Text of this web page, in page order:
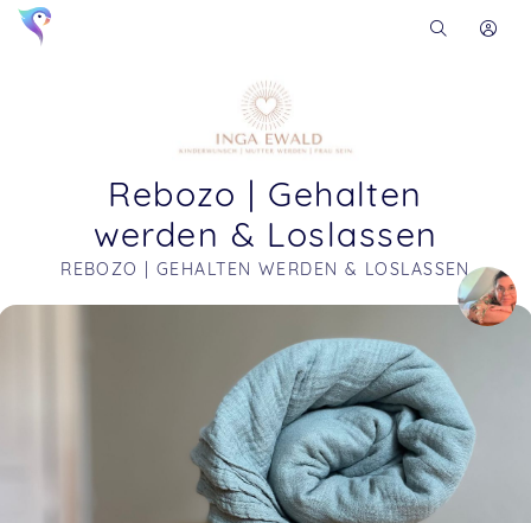
Rebozo | Gehalten
werden & Loslassen
REBOZO | GEHALTEN WERDEN & LOSLASSEN